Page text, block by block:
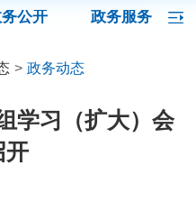
法定主动公开内容 政府信息公开年报
公开 政务服务
> 政务动态
学习（扩大）会
开